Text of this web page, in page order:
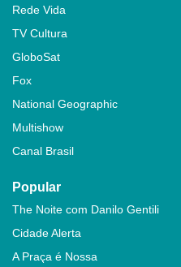
Rede Vida
TV Cultura
GloboSat
Fox
National Geographic
Multishow
Canal Brasil
Popular
The Noite com Danilo Gentili
Cidade Alerta
A Praça é Nossa